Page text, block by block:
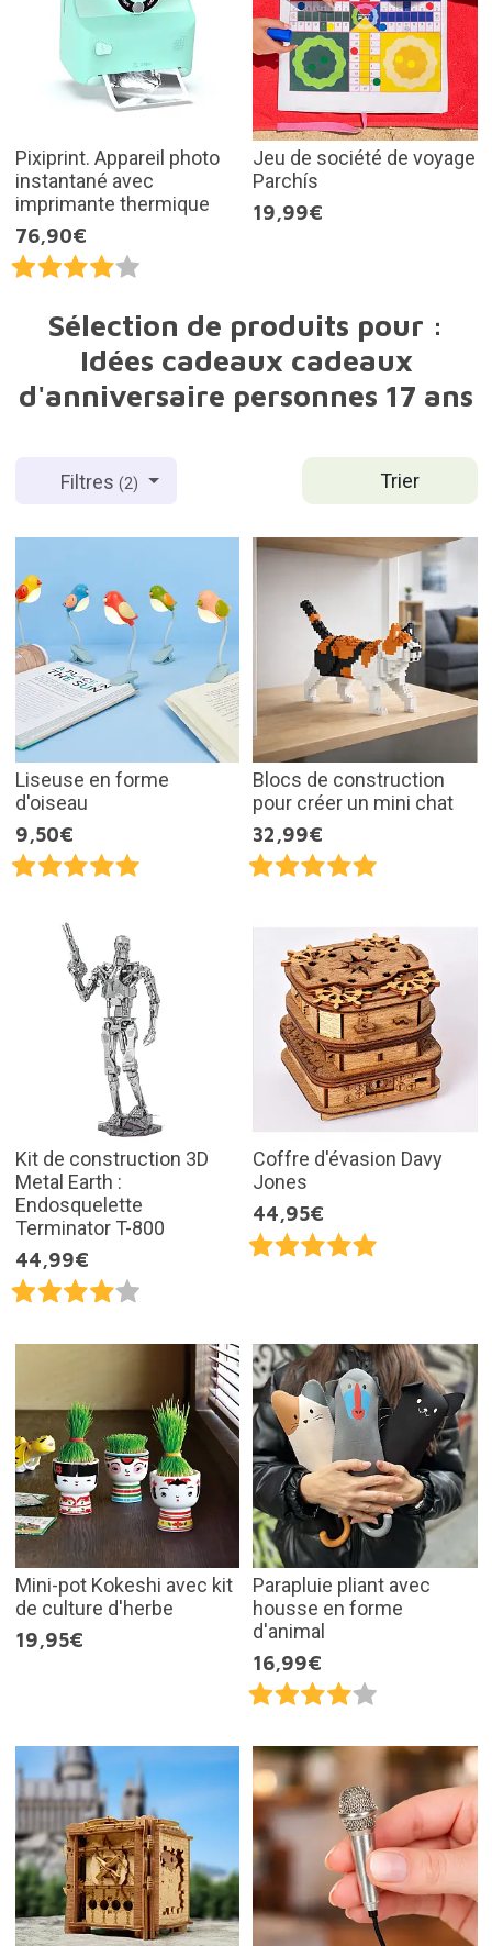
Pixiprint. Appareil photo
instantané avec
imprimante thermique
76,90€
Jeu de société de voyage
Parchís
19,99€
Sélection de produits pour :
Idées cadeaux cadeaux
d'anniversaire personnes 17 ans
Trier
Filtres(2)
Liseuse en forme
d'oiseau
9,50€
Blocs de construction
pour créer un mini chat
32,99€
Kit de construction 3D
Metal Earth :
Endosquelette
Terminator T-800
44,99€
Coffre d'évasion Davy
Jones
44,95€
Mini-pot Kokeshi avec kit
de culture d'herbe
19,95€
Parapluie pliant avec
housse en forme
d'animal
16,99€